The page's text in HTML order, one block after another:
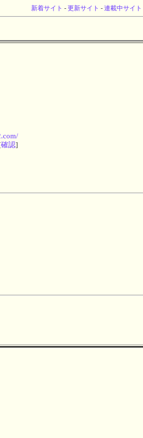
新着サイト -更新サイト -連載中サイト
確認]